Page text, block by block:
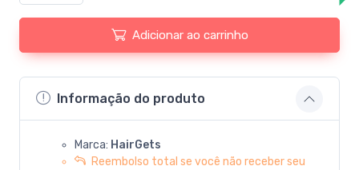
Adicionar ao carrinho
Informação do produto
Marca: HairGets
Reembolso total se você não receber seu